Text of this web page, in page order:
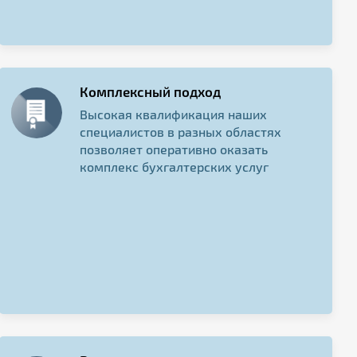
Комплексный подход
Высокая квалификация наших
специалистов в разных областях
позволяет оперативно оказать
комплекс бухгалтерских услуг